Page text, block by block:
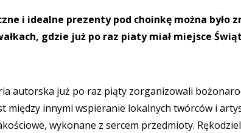
i idealne prezenty pod choinkę można było
gdzie już po raz piaty miał miejsce
autorska już po raz piąty zorganizowali
między innymi wspieranie lokalnych twórców i
wykonane z sercem przedmioty.